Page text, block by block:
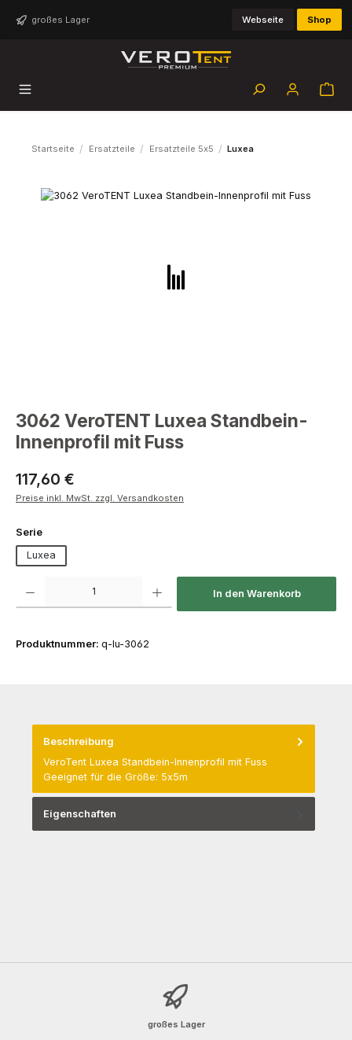
Zum Hauptinhalt springen
großes Lager Webseite Shop
Startseite / Ersatzteile / Ersatzteile 5x5 / Luxea
Bildergalerie überspringen
3062 VeroTENT Luxea Standbein-
Innenprofil mit Fuss
Regulärer Preis:
117,60 €
Preise inkl. MwSt. zzgl. Versandkosten
Serieauswählen
Luxea
In den Warenkorb
Produktnummer: q-lu-3062
Beschreibung
VeroTent Luxea Standbein-Innenprofil mit Fuss
Geeignet für die Größe: 5x5m
Eigenschaften
großes Lager